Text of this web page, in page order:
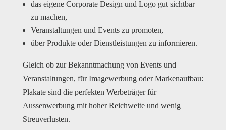
das eigene Corporate Design und Logo gut sichtbar
zu machen,
Veranstaltungen und Events zu promoten,
über Produkte oder Dienstleistungen zu informieren.
Gleich ob zur Bekanntmachung von Events und
Veranstaltungen, für Imagewerbung oder Markenaufbau:
Plakate sind die perfekten Werbeträger für
Aussenwerbung mit hoher Reichweite und wenig
Streuverlusten.